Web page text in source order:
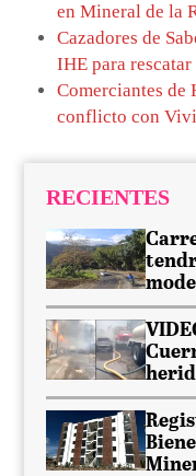
en Mineral de la
Cazadores de
IHE para
Comerciantes
conflicto con
RECIENTES